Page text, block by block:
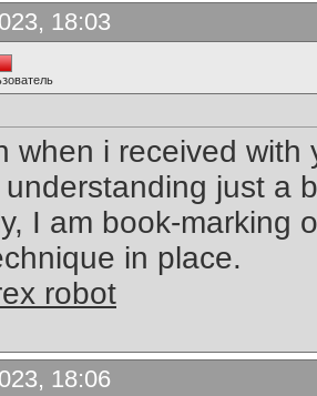
18:03
when i received with
just a
I am book-marking
in place.
robot
18:06